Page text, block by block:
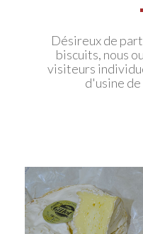
Désireux de
biscuits, nous
visiteurs
d'usine